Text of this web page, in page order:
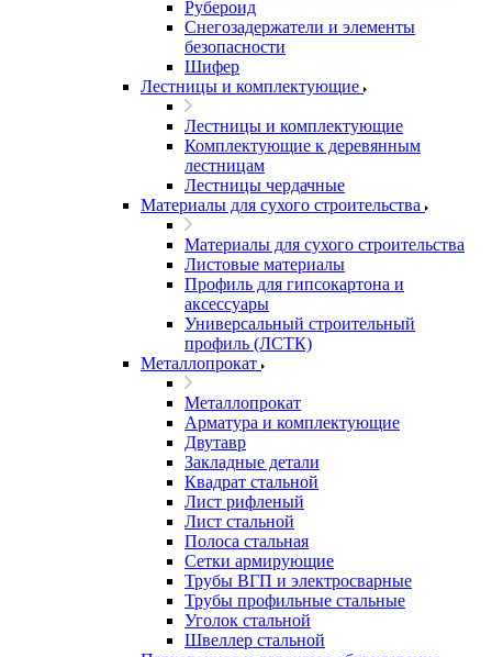
Рубероид
Снегозадержатели и элементы
безопасности
Шифер
Лестницы и комплектующие
Лестницы и комплектующие
Комплектующие к деревянным
лестницам
Лестницы чердачные
Материалы для сухого строительства
Материалы для сухого строительства
Листовые материалы
Профиль для гипсокартона и
аксессуары
Универсальный строительный
профиль (ЛСТК)
Металлопрокат
Металлопрокат
Арматура и комплектующие
Двутавр
Закладные детали
Квадрат стальной
Лист рифленый
Лист стальной
Полоса стальная
Сетки армирующие
Трубы ВГП и электросварные
Трубы профильные стальные
Уголок стальной
Швеллер стальной